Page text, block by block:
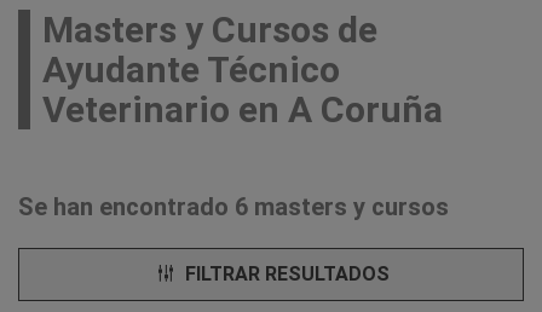
Masters y Cursos de
Ayudante Técnico
Veterinario en A Coruña
Se han encontrado 6 masters y cursos
FILTRAR RESULTADOS